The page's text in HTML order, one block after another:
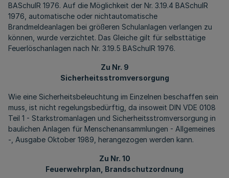
BASchulR 1976. Auf die Möglichkeit der Nr. 3.19.4 BASchulR
1976, automatische oder nichtautomatische
Brandmeldeanlagen bei größeren Schulanlagen verlangen zu
können, wurde verzichtet. Das Gleiche gilt für selbsttätige
Feuerlöschanlagen nach Nr. 3.19.5 BASchulR 1976.
Zu Nr. 9
Sicherheitsstromversorgung
Wie eine Sicherheitsbeleuchtung im Einzelnen beschaffen sein
muss, ist nicht regelungsbedürftig, da insoweit DIN VDE 0108
Teil 1 - Starkstromanlagen und Sicherheitsstromversorgung in
baulichen Anlagen für Menschenansammlungen - Allgemeines
-, Ausgabe Oktober 1989, herangezogen werden kann.
Zu Nr. 10
Feuerwehrplan, Brandschutzordnung